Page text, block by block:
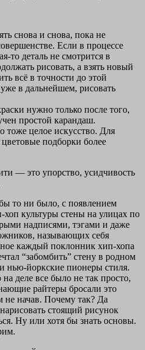
снова и снова, пока не
Если в процессе
то деталь не смотрится в
рисовать, а взять новый
всё в точности до этой
в дальнейшем, рисовать
нужно только после того,
простой карандаш.
тоже целое искусство. Для
подборки более
— это упорство, усидчивость
то ни было, с появлением
хоп культуры стены на улицах по
надписями, тэгами и даже
называющих себя
каждый поклонник хип-хопа
“забомбить” стену в родном
нью-йоркские пионеры стиля.
деле все было не так просто,
райтеры бросали это
не начав. Почему так? Да
стоящий рисунок
Ну или хотя бы знать основы.